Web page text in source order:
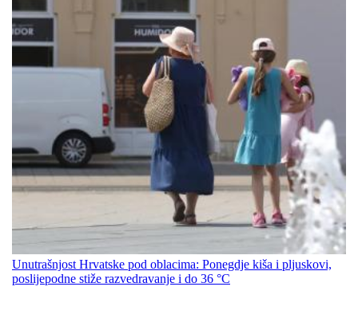
Unutrašnjost Hrvatske pod oblacima: Ponegdje kiša i pljuskovi,
poslijepodne stiže razvedravanje i do 36 °C